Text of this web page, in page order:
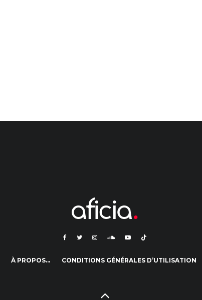
À PROPOS… CONDITIONS GÉNÉRALES D’UTILISATION